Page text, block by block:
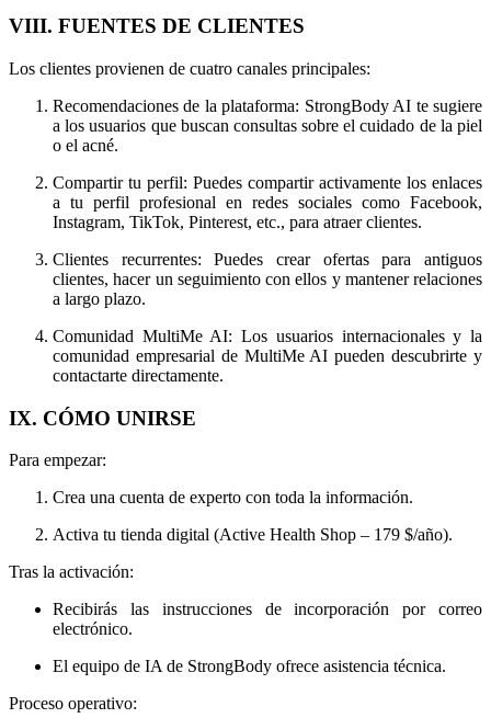
VIII. FUENTES DE CLIENTES
Los clientes provienen de cuatro canales principales:
Recomendaciones de la plataforma: StrongBody AI te sugiere
a los usuarios que buscan consultas sobre el cuidado de la piel
o el acné.
Compartir tu perfil: Puedes compartir activamente los enlaces
a tu perfil profesional en redes sociales como Facebook,
Instagram, TikTok, Pinterest, etc., para atraer clientes.
Clientes recurrentes: Puedes crear ofertas para antiguos
clientes, hacer un seguimiento con ellos y mantener relaciones
a largo plazo.
Comunidad MultiMe AI: Los usuarios internacionales y la
comunidad empresarial de MultiMe AI pueden descubrirte y
contactarte directamente.
IX. CÓMO UNIRSE
Para empezar:
Crea una cuenta de experto con toda la información.
Activa tu tienda digital (Active Health Shop – 179 $/año).
Tras la activación:
Recibirás las instrucciones de incorporación por correo
electrónico.
El equipo de IA de StrongBody ofrece asistencia técnica.
Proceso operativo: